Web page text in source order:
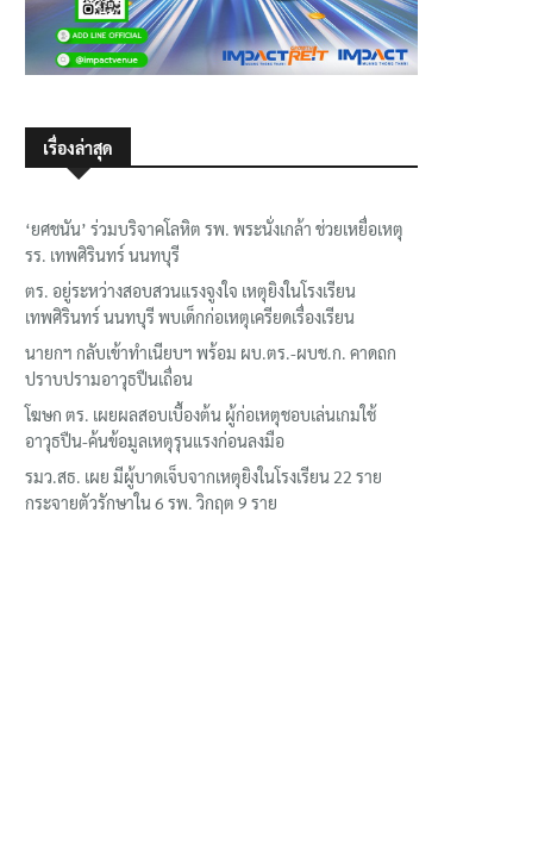
เรื่องล่าสุด
‘ยศชนัน’ ร่วมบริจาคโลหิต รพ. พระนั่งเกล้า ช่วยเหยื่อเหตุ
รร. เทพศิรินทร์ นนทบุรี
ตร. อยู่ระหว่างสอบสวนแรงจูงใจ เหตุยิงในโรงเรียน
เทพศิรินทร์ นนทบุรี พบเด็กก่อเหตุเครียดเรื่องเรียน
นายกฯ กลับเข้าทำเนียบฯ พร้อม ผบ.ตร.-ผบช.ก. คาดถก
ปราบปรามอาวุธปืนเถื่อน
โฆษก ตร. เผยผลสอบเบื้องต้น ผู้ก่อเหตุชอบเล่นเกมใช้
อาวุธปืน-ค้นข้อมูลเหตุรุนแรงก่อนลงมือ
รมว.สธ. เผย มีผู้บาดเจ็บจากเหตุยิงในโรงเรียน 22 ราย
กระจายตัวรักษาใน 6 รพ. วิกฤต 9 ราย